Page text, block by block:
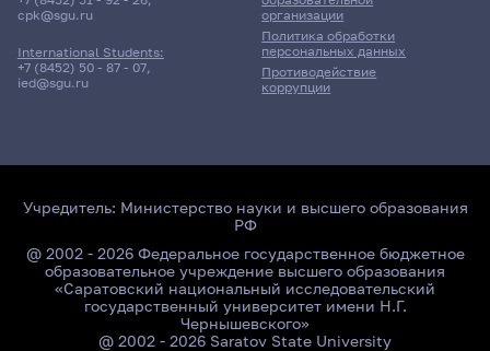
cpk@sgu.ru
International Students:
+7 (8452) 50 - 87 - 07,
ied@sgu.ru
организации
Политика обработки
персональных данных
Противодействие
коррупции
Учредитель: Министерство науки и высшего образования
РФ
@ 2002 - 2026 Федеральное государственное бюджетное
образовательное учреждение высшего образования
«Саратовский национальный исследовательский
государственный университет имени Н.Г.
Чернышевского»
@ 2002 - 2026 Saratov State University